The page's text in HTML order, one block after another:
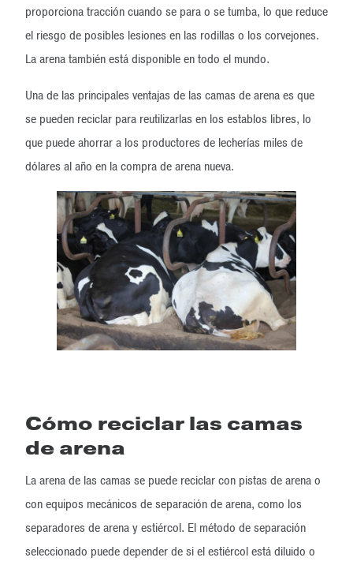
proporciona tracción cuando se para o se tumba, lo que reduce
el riesgo de posibles lesiones en las rodillas o los corvejones.
La arena también está disponible en todo el mundo.
Una de las principales ventajas de las camas de arena es que
se pueden reciclar para reutilizarlas en los establos libres, lo
que puede ahorrar a los productores de lecherías miles de
dólares al año en la compra de arena nueva.
Cómo reciclar las camas
de arena
La arena de las camas se puede reciclar con pistas de arena o
con equipos mecánicos de separación de arena, como los
separadores de arena y estiércol. El método de separación
seleccionado puede depender de si el estiércol está diluido o